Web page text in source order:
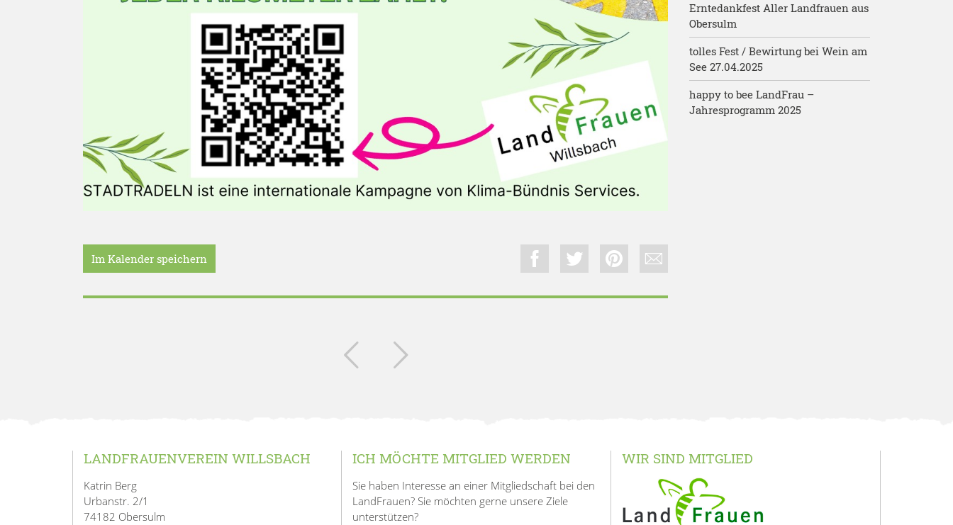
Im Kalender speichern
Erntedankfest Aller Landfrauen aus
Obersulm
tolles Fest / Bewirtung bei Wein am
See 27.04.2025
happy to bee LandFrau –
Jahresprogramm 2025
LANDFRAUENVEREIN WILLSBACH
Katrin Berg
Urbanstr. 2/1
74182 Obersulm
ICH MÖCHTE MITGLIED WERDEN
Sie haben Interesse an einer Mitgliedschaft bei den
LandFrauen? Sie möchten gerne unsere Ziele
unterstützen?
WIR SIND MITGLIED